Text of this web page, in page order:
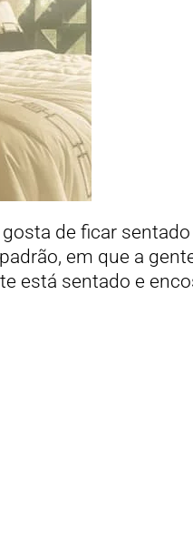
de ficar
em que a
está sentado e